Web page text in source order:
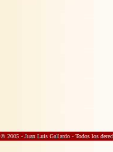
© 2005 - Juan Luis Gallardo - Todos los